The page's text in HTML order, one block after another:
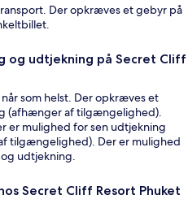
Der opkræves et gebyr på
og udtjekning på Secret Cliff
som helst. Der opkræves et
(afhænger af tilgængelighed).
er mulighed for sen udtjekning
tilgængelighed). Der er mulighed
udtjekning.
Secret Cliff Resort Phuket